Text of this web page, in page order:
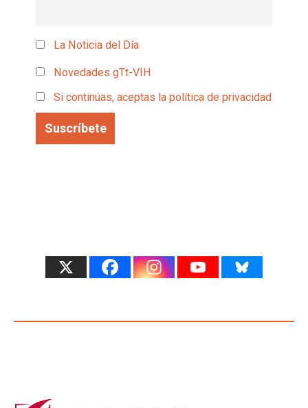
La Noticia del Día
Novedades gTt-VIH
Si continúas, aceptas la política de privacidad